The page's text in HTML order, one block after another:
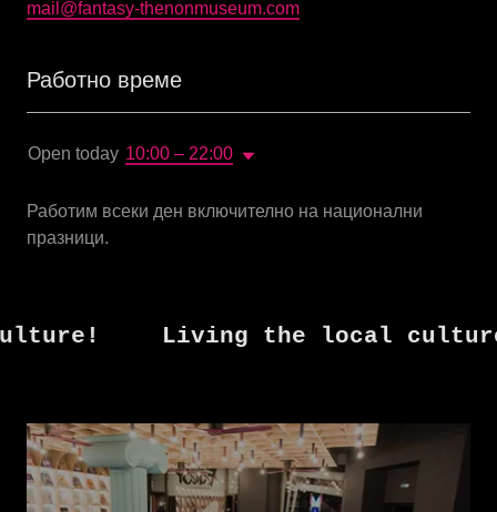
mail@fantasy-thenonmuseum.com
Работно време
Open today 10:00 – 22:00
Работим всеки ден включително на национални
празници.
Living the local culture!